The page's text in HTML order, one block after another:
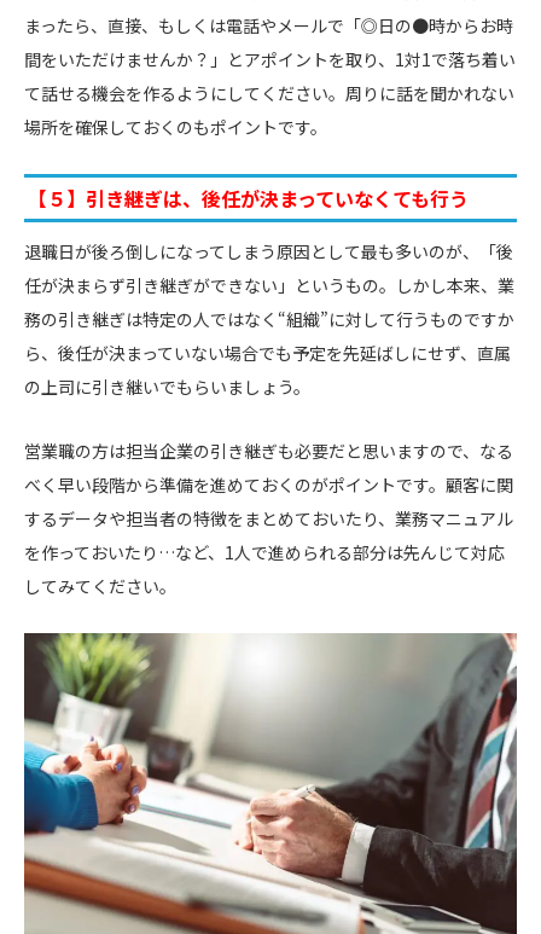
まったら、直接、もしくは電話やメールで「◎日の●時からお時
間をいただけませんか？」とアポイントを取り、1対1で落ち着い
て話せる機会を作るようにしてください。周りに話を聞かれない
場所を確保しておくのもポイントです。
【５】引き継ぎは、後任が決まっていなくても行う
退職日が後ろ倒しになってしまう原因として最も多いのが、「後
任が決まらず引き継ぎができない」というもの。しかし本来、業
務の引き継ぎは特定の人ではなく“組織”に対して行うものですか
ら、後任が決まっていない場合でも予定を先延ばしにせず、直属
の上司に引き継いでもらいましょう。
営業職の方は担当企業の引き継ぎも必要だと思いますので、なる
べく早い段階から準備を進めておくのがポイントです。顧客に関
するデータや担当者の特徴をまとめておいたり、業務マニュアル
を作っておいたり…など、1人で進められる部分は先んじて対応
してみてください。